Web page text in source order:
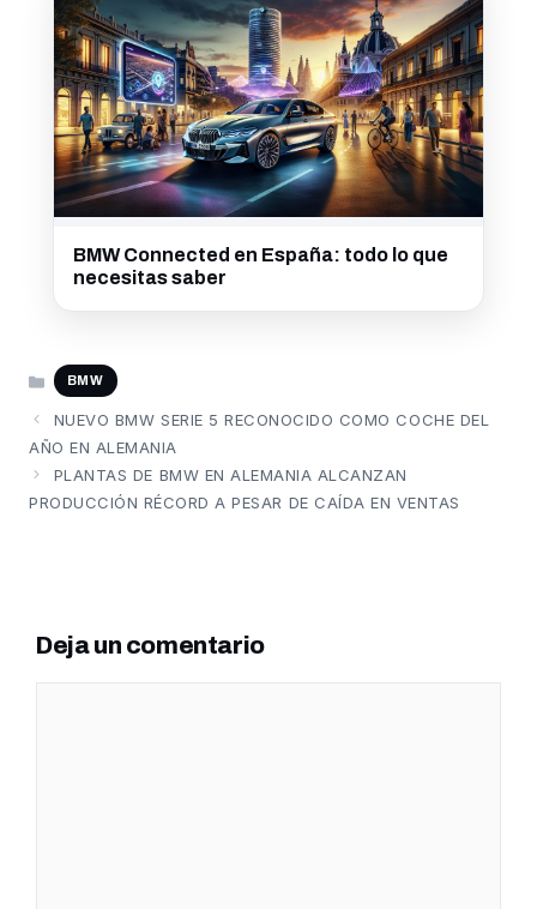
BMW Connected en España: todo lo que
necesitas saber
CATEGORÍAS
BMW
NUEVO BMW SERIE 5 RECONOCIDO COMO COCHE DEL
AÑO EN ALEMANIA
PLANTAS DE BMW EN ALEMANIA ALCANZAN
PRODUCCIÓN RÉCORD A PESAR DE CAÍDA EN VENTAS
Deja un comentario